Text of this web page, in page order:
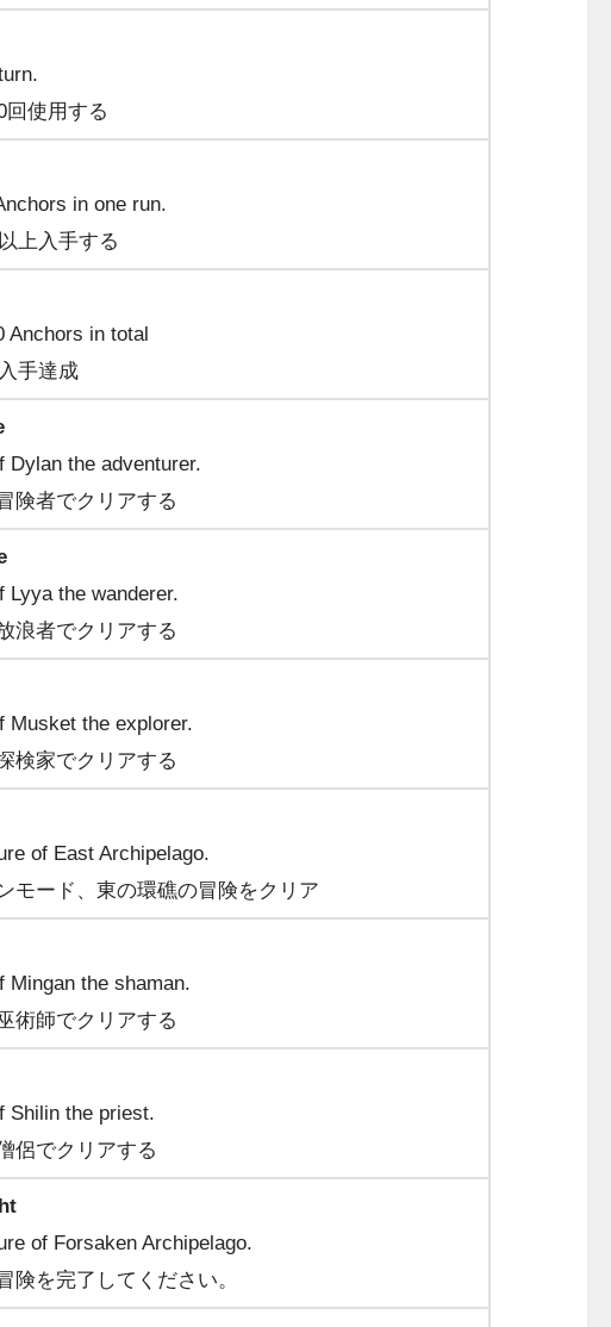
回使用する
in one run.
上入手する
Anchors in total
手達成
Dylan the adventurer.
険者でクリアする
Lyya the wanderer.
浪者でクリアする
Musket the explorer.
検家でクリアする
of East Archipelago.
モード、東の環礁の冒険をクリア
Mingan the shaman.
術師でクリアする
Shilin the priest.
侶でクリアする
of Forsaken Archipelago.
険を完了してください。